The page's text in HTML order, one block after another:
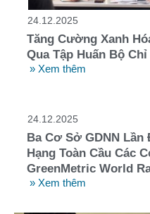
24.12.2025
Tăng Cường Xanh
Qua Tập Huấn Bộ
» Xem thêm
24.12.2025
Ba Cơ Sở GDNN Lần
Hạng Toàn Cầu Các
GreenMetric World
» Xem thêm